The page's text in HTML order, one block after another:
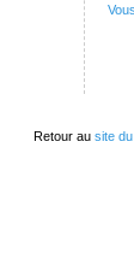
Retour au site du